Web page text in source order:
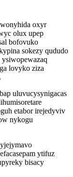
oxyr
olux upep
bofovuko
sokezy qududo
lovyko ziza
uluvucysynigacas
etabor irejedyviv
nykogu
ytifuz
bisacy